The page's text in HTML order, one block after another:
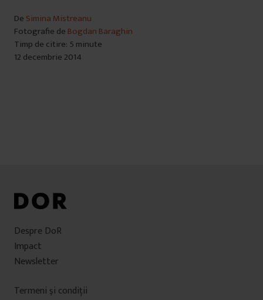
De Simina Mistreanu
Fotografie de Bogdan Baraghin
Timp de citire: 5 minute
12 decembrie 2014
Despre DoR
Impact
Newsletter
Termeni şi condiţii